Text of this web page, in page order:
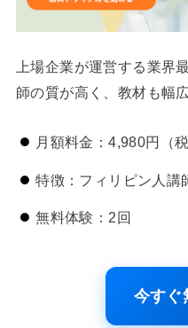
上場企業が運営する業界
師の質が高く、教材も幅
月額料金：4,980円（
特徴：フィリピン人講
無料体験：2回
今すぐ